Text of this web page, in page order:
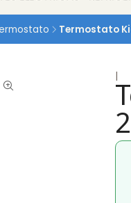
Termostato
|